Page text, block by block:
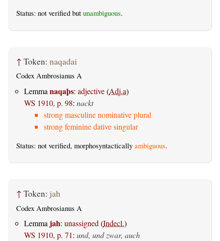
Status: not verified but unambiguous.
↑ Token: naqadai
Codex Ambrosianus A
Lemma naqaþs: adjective(Adj.a)
WS 1910, p. 98: nackt
strong masculine nominative plural
strong feminine dative singular
Status: not verified, morphosyntactically ambiguous.
↑ Token: jah
Codex Ambrosianus A
Lemma jah: unassigned (Indecl.)
WS 1910, p. 71: und, und zwar, auch